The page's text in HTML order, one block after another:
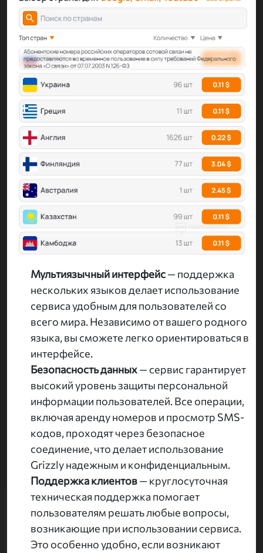
Мультиязычный интерфейс— поддержка
нескольких языков делает использование
сервиса удобным для пользователей со
всего мира. Независимо от вашего родного
языка, вы сможете легко ориентироваться в
интерфейсе.
Безопасность данных— сервис гарантирует
высокий уровень защиты персональной
информации пользователей. Все операции,
включая аренду номеров и просмотр SMS-
кодов, проходят через безопасное
соединение, что делает использование
Grizzly надежным и конфиденциальным.
Поддержка клиентов— круглосуточная
техническая поддержка помогает
пользователям решать любые вопросы,
возникающие при использовании сервиса.
Это особенно удобно, если возникают